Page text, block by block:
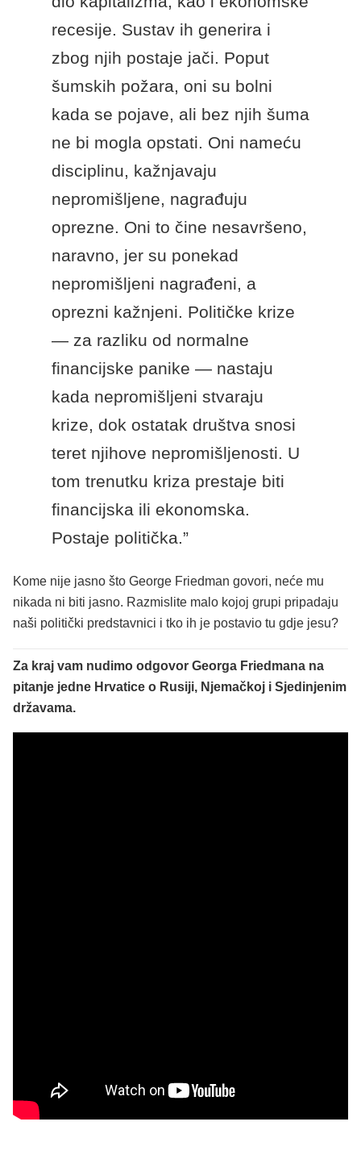
recesije. Sustav ih generira i
zbog njih postaje jači. Poput
šumskih požara, oni su bolni
kada se pojave, ali bez njih šuma
ne bi mogla opstati. Oni nameću
disciplinu, kažnjavaju
nepromišljene, nagrađuju
oprezne. Oni to čine nesavršeno,
naravno, jer su ponekad
nepromišljeni nagrađeni, a
oprezni kažnjeni. Političke krize
— za razliku od normalne
financijske panike — nastaju
kada nepromišljeni stvaraju
krize, dok ostatak društva snosi
teret njihove nepromišljenosti. U
tom trenutku kriza prestaje biti
financijska ili ekonomska.
Postaje politička.”
Kome nije jasno što George Friedman govori, neće mu
nikada ni biti jasno. Razmislite malo kojoj grupi pripadaju
naši politički predstavnici i tko ih je postavio tu gdje jesu?
Za kraj vam nudimo odgovor Georga Friedmana na
pitanje jedne Hrvatice o Rusiji, Njemačkoj i Sjedinjenim
državama.